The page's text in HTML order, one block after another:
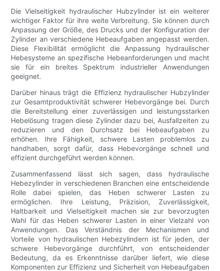
Die Vielseitigkeit hydraulischer Hubzylinder ist ein weiterer
wichtiger Faktor für ihre weite Verbreitung. Sie können durch
Anpassung der Größe, des Drucks und der Konfiguration der
Zylinder an verschiedene Hebeaufgaben angepasst werden.
Diese Flexibilität ermöglicht die Anpassung hydraulischer
Hebesysteme an spezifische Hebeanforderungen und macht
sie für ein breites Spektrum industrieller Anwendungen
geeignet.
Darüber hinaus trägt die Effizienz hydraulischer Hubzylinder
zur Gesamtproduktivität schwerer Hebevorgänge bei. Durch
die Bereitstellung einer zuverlässigen und leistungsstarken
Hebelösung tragen diese Zylinder dazu bei, Ausfallzeiten zu
reduzieren und den Durchsatz bei Hebeaufgaben zu
erhöhen. Ihre Fähigkeit, schwere Lasten problemlos zu
handhaben, sorgt dafür, dass Hebevorgänge schnell und
effizient durchgeführt werden können.
Zusammenfassend lässt sich sagen, dass hydraulische
Hebezylinder in verschiedenen Branchen eine entscheidende
Rolle dabei spielen, das Heben schwerer Lasten zu
ermöglichen. Ihre Leistung, Präzision, Zuverlässigkeit,
Haltbarkeit und Vielseitigkeit machen sie zur bevorzugten
Wahl für das Heben schwerer Lasten in einer Vielzahl von
Anwendungen. Das Verständnis der Mechanismen und
Vorteile von hydraulischen Hebezylindern ist für jeden, der
schwere Hebevorgänge durchführt, von entscheidender
Bedeutung, da es Erkenntnisse darüber liefert, wie diese
Komponenten zur Effizienz und Sicherheit von Hebeaufgaben